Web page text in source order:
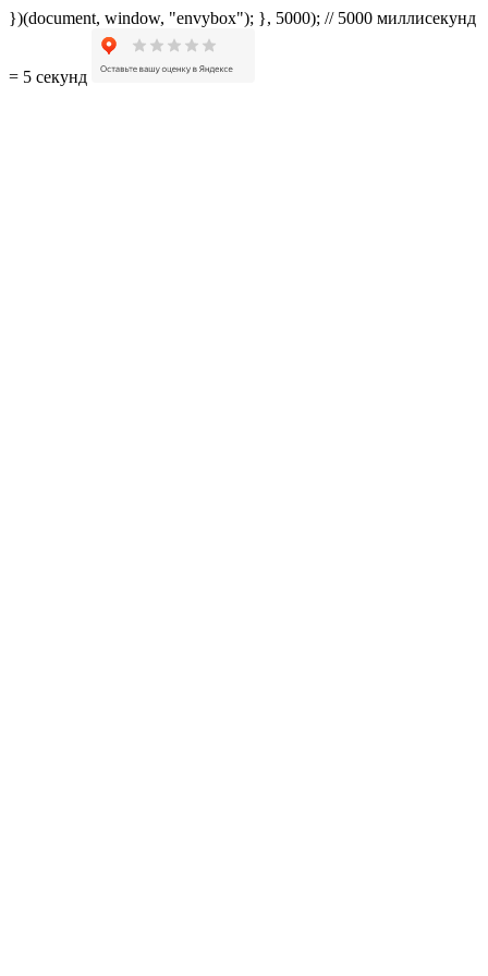
})(document, window, "envybox"); }, 5000); // 5000 миллисекунд
= 5 секунд